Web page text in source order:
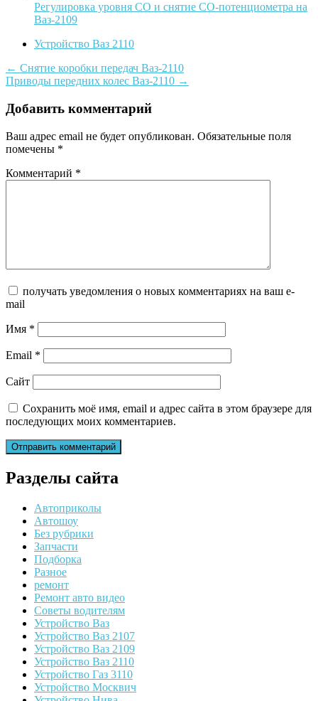
Регулировка уровня СО и снятие СО-потенциометра на
Ваз-2109
Устройство Ваз 2110
Post
navigation
← Снятие коробки передач Ваз-2110
Приводы передних колес Ваз-2110 →
Добавить комментарий
Ваш адрес email не будет опубликован. Обязательные поля
помечены *
Комментарий *
получать уведомления о новых комментариях на ваш e-
mail
Имя *
Email *
Сайт
Сохранить моё имя, email и адрес сайта в этом браузере для
последующих моих комментариев.
Разделы сайта
Автоприколы
Автошоу
Без рубрики
Запчасти
Подборка
Разное
ремонт
Ремонт авто видео
Советы водителям
Устройство Ваз
Устройство Ваз 2107
Устройство Ваз 2109
Устройство Ваз 2110
Устройство Газ 3110
Устройство Москвич